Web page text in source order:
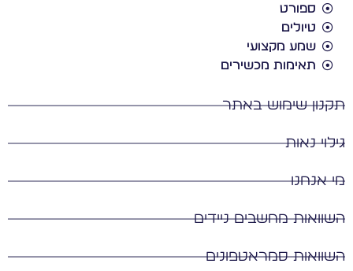
ספורט
טיולים
שמע מקצועי
תאימות מכשירים
תקנון שימוש באתר
גילוי נאות
מי אנחנו
השוואות מחשבים ניידים
השוואות סמראטפונים